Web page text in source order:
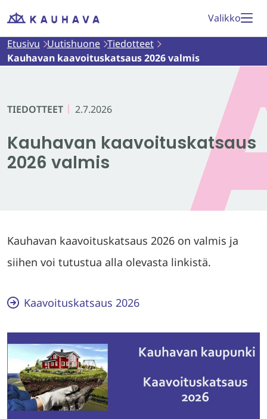
Siirry
Etusivu
Valikko
Etusivu Uutishuone Tiedotteet
Kauhavan kaavoituskatsaus 2026 valmis
TIEDOTTEET 2.7.2026
Kauhavan kaavoituskatsaus
2026 valmis
Kauhavan kaavoituskatsaus 2026 on valmis ja
siihen voi tutustua alla olevasta linkistä.
Kaavoituskatsaus 2026